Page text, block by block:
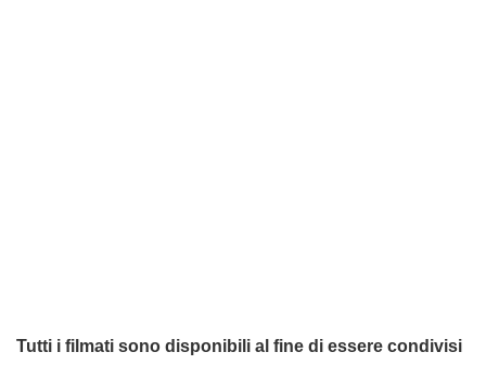
Tutti i filmati sono disponibili al fine di essere condivisi